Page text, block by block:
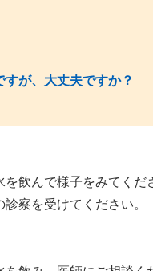
すが、大丈夫ですか？
飲んで様子をみてくだ
察を受けてください。